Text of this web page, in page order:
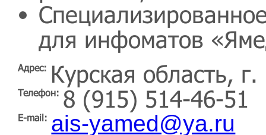
для инфоматов
Адрес: Курская область,
Телефон: 8 (915) 514-46-51
E-mail: ais-yamed@ya.ru